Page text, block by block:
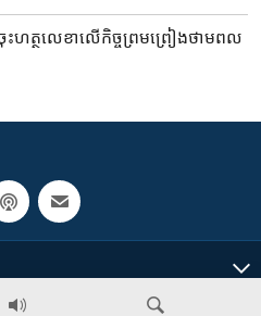
ហត្ថលេខា​លើ​កិច្ចព្រមព្រៀង​ថាមពល​